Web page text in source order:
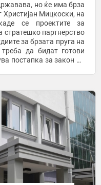
но ќе има брза
Христијан Мицкоски, на
се проектите за
партнерство
за брзата пруга на
да бидат готови
постапка за закон во